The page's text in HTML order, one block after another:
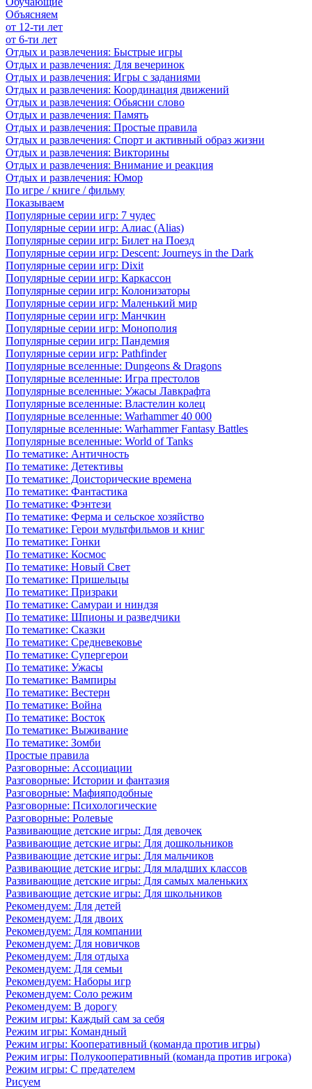
Объясняем
от 12-ти лет
от 6-ти лет
Отдых и развлечения: Быстрые игры
Отдых и развлечения: Для вечеринок
Отдых и развлечения: Игры с заданиями
Отдых и развлечения: Координация движений
Отдых и развлечения: Обьясни слово
Отдых и развлечения: Память
Отдых и развлечения: Простые правила
Отдых и развлечения: Спорт и активный образ жизни
Отдых и развлечения: Викторины
Отдых и развлечения: Внимание и реакция
Отдых и развлечения: Юмор
По игре / книге / фильму
Показываем
Популярные серии игр: 7 чудес
Популярные серии игр: Алиас (Alias)
Популярные серии игр: Билет на Поезд
Популярные серии игр: Descent: Journeys in the Dark
Популярные серии игр: Dixit
Популярные серии игр: Каркассон
Популярные серии игр: Колонизаторы
Популярные серии игр: Маленький мир
Популярные серии игр: Манчкин
Популярные серии игр: Монополия
Популярные серии игр: Пандемия
Популярные серии игр: Pathfinder
Популярные вселенные: Dungeons & Dragons
Популярные вселенные: Игра престолов
Популярные вселенные: Ужасы Лавкрафта
Популярные вселенные: Властелин колец
Популярные вселенные: Warhammer 40 000
Популярные вселенные: Warhammer Fantasy Battles
Популярные вселенные: World of Tanks
По тематике: Античность
По тематике: Детективы
По тематике: Доисторические времена
По тематике: Фантастика
По тематике: Фэнтези
По тематике: Ферма и сельское хозяйство
По тематике: Герои мультфильмов и книг
По тематике: Гонки
По тематике: Космос
По тематике: Новый Свет
По тематике: Пришельцы
По тематике: Призраки
По тематике: Самураи и ниндзя
По тематике: Шпионы и разведчики
По тематике: Сказки
По тематике: Средневековье
По тематике: Супергерои
По тематике: Ужасы
По тематике: Вампиры
По тематике: Вестерн
По тематике: Война
По тематике: Восток
По тематике: Выживание
По тематике: Зомби
Простые правила
Разговорные: Ассоциации
Разговорные: Истории и фантазия
Разговорные: Мафияподобные
Разговорные: Психологические
Разговорные: Ролевые
Развивающие детские игры: Для девочек
Развивающие детские игры: Для дошкольников
Развивающие детские игры: Для мальчиков
Развивающие детские игры: Для младших классов
Развивающие детские игры: Для самых маленьких
Развивающие детские игры: Для школьников
Рекомендуем: Для детей
Рекомендуем: Для двоих
Рекомендуем: Для компании
Рекомендуем: Для новичков
Рекомендуем: Для отдыха
Рекомендуем: Для семьи
Рекомендуем: Наборы игр
Рекомендуем: Соло режим
Рекомендуем: В дорогу
Режим игры: Каждый сам за себя
Режим игры: Командный
Режим игры: Кооперативный (команда против игры)
Режим игры: Полукооперативный (команда против игрока)
Режим игры: С предателем
Рисуем